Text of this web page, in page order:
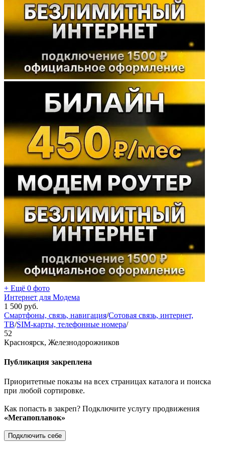
+ Ещё 0 фото
Интернет для Модема
1 500 руб.
Смартфоны, связь, навигация/Сотовая связь, интернет,
ТВ/SIM-карты, телефонные номера/
52
Красноярск, Железнодорожников
Публикация закреплена
Приоритетные показы на всех страницах каталога и поиска
при любой сортировке.
Как попасть в закреп? Подключите услугу продвижения
«Мегапоплавок»
Подключить себе